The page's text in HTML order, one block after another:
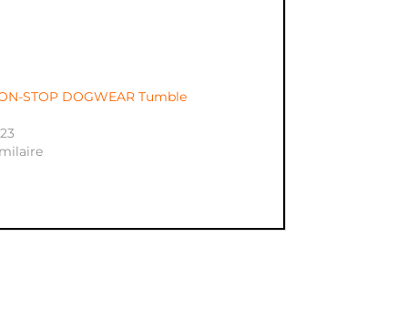
STOP DOGWEAR Tumble